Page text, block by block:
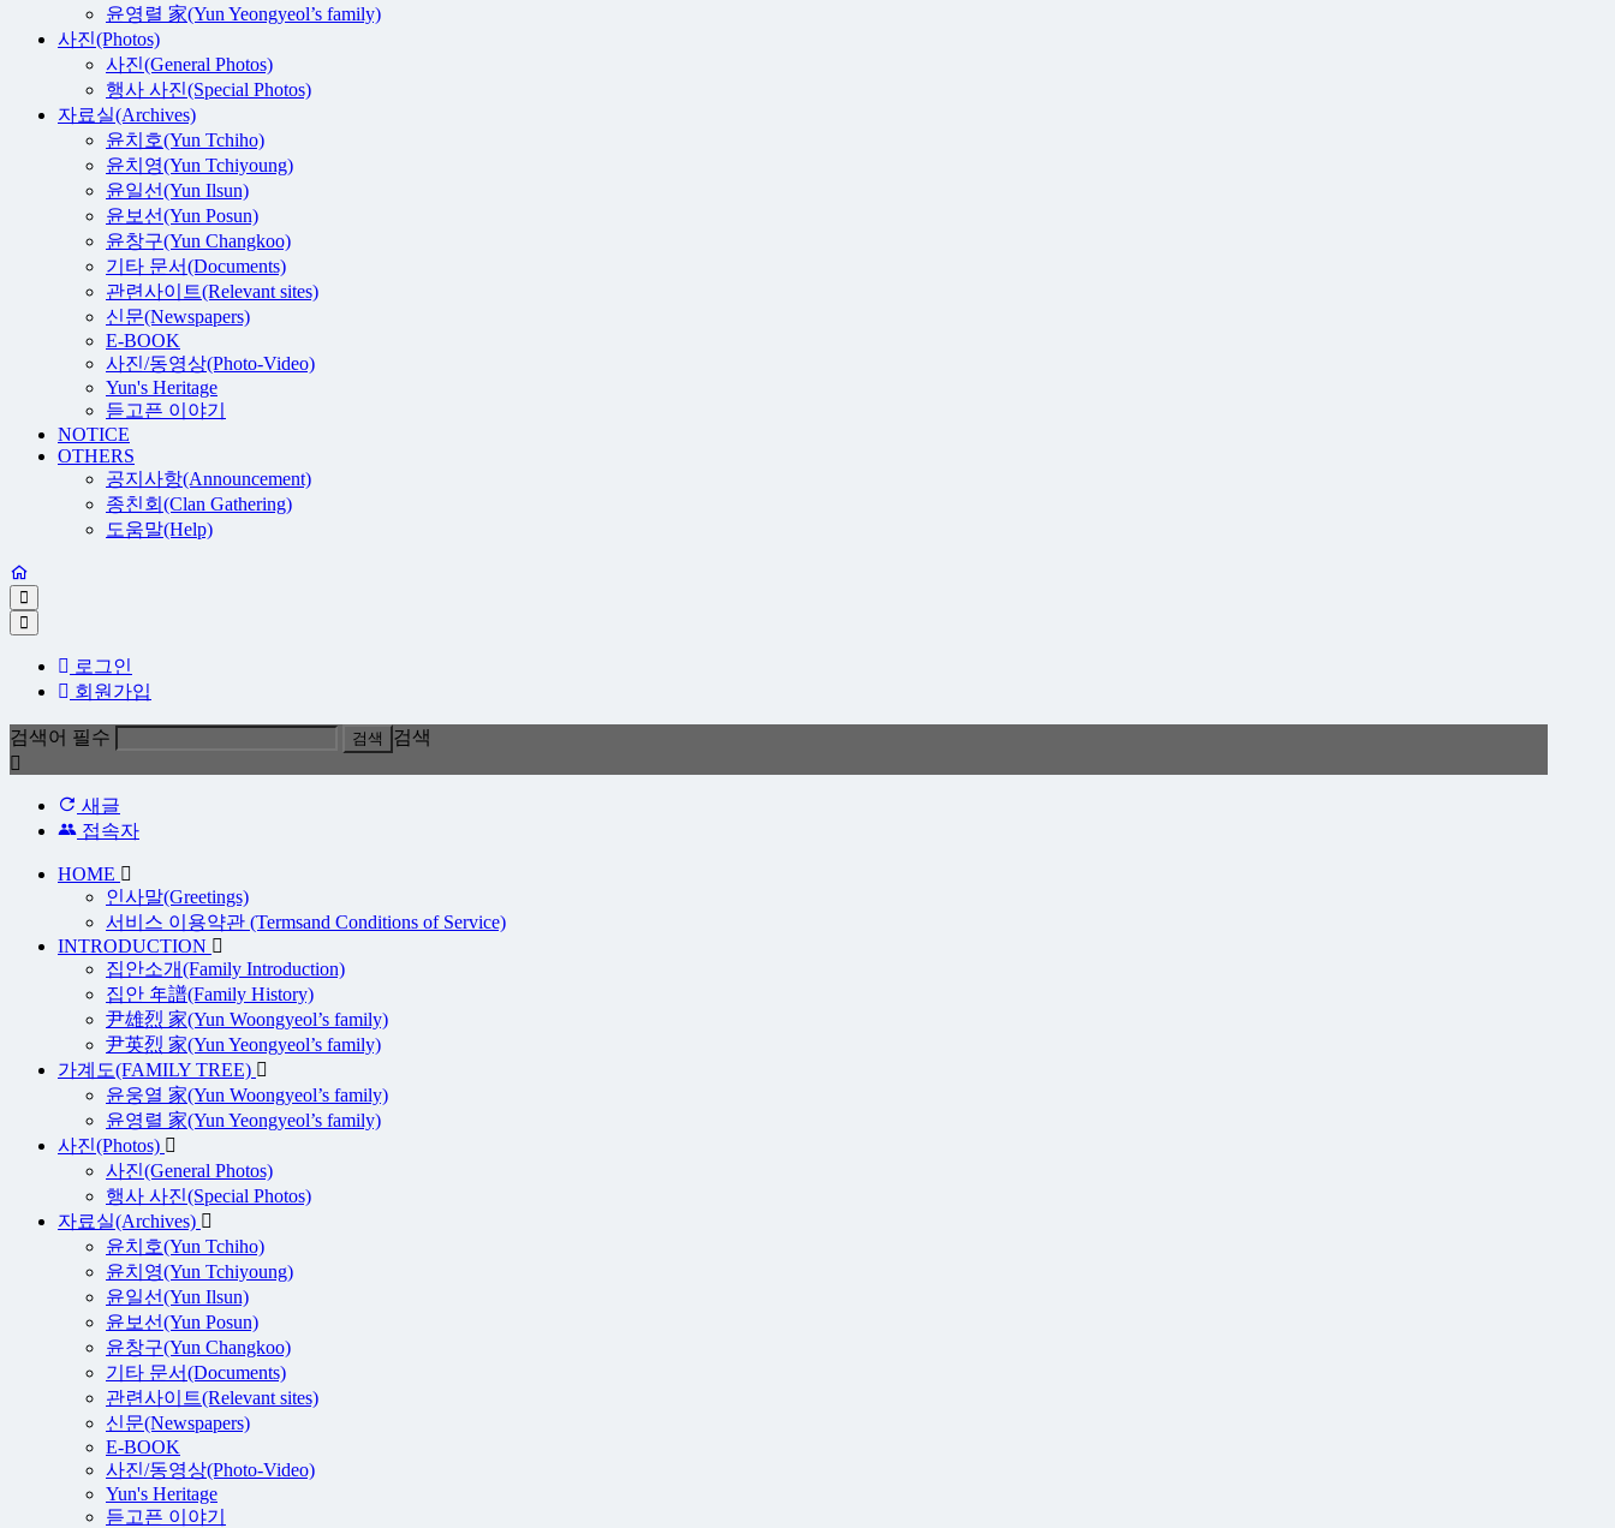
윤영렬 家(Yun Yeongyeol’s family)
사진(Photos)
사진(General Photos)
행사 사진(Special Photos)
자료실(Archives)
윤치호(Yun Tchiho)
윤치영(Yun Tchiyoung)
윤일선(Yun Ilsun)
윤보선(Yun Posun)
윤창구(Yun Changkoo)
기타 문서(Documents)
관련사이트(Relevant sites)
신문(Newspapers)
E-BOOK
사진/동영상(Photo-Video)
Yun's Heritage
듣고픈 이야기
NOTICE
OTHERS
공지사항(Announcement)
종친회(Clan Gathering)
도움말(Help)
로그인
회원가입
검색어 필수 검색
새글
접속자
HOME
인사말(Greetings)
서비스 이용약관 (Termsand Conditions of Service)
INTRODUCTION
집안소개(Family Introduction)
집안 年譜(Family History)
尹雄烈 家(Yun Woongyeol’s family)
尹英烈 家(Yun Yeongyeol’s family)
가계도(FAMILY TREE)
윤웅열 家(Yun Woongyeol’s family)
윤영렬 家(Yun Yeongyeol’s family)
사진(Photos)
사진(General Photos)
행사 사진(Special Photos)
자료실(Archives)
윤치호(Yun Tchiho)
윤치영(Yun Tchiyoung)
윤일선(Yun Ilsun)
윤보선(Yun Posun)
윤창구(Yun Changkoo)
기타 문서(Documents)
관련사이트(Relevant sites)
신문(Newspapers)
E-BOOK
사진/동영상(Photo-Video)
Yun's Heritage
듣고픈 이야기